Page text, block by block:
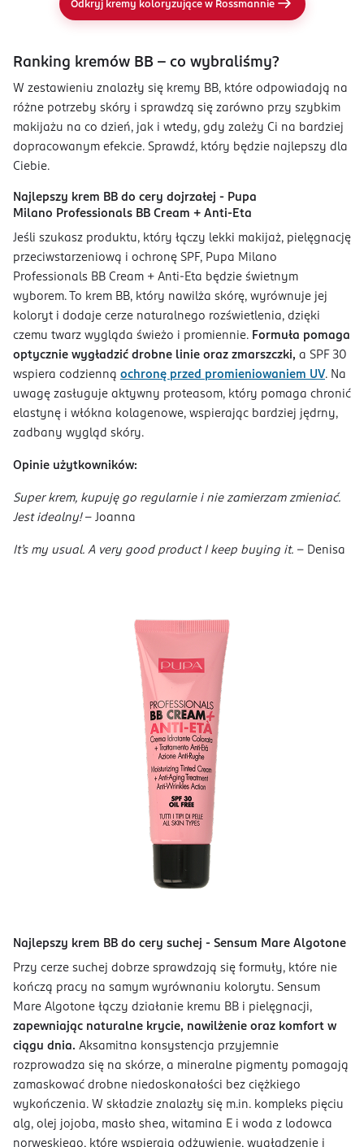
Odkryj kremy koloryzujące w Rossmannie
Ranking kremów BB - co wybraliśmy?
W zestawieniu znalazły się kremy BB, które odpowiadają na
różne potrzeby skóry i sprawdzą się zarówno przy szybkim
makijażu na co dzień, jak i wtedy, gdy zależy Ci na bardziej
dopracowanym efekcie. Sprawdź, który będzie najlepszy dla
Ciebie.
Najlepszy krem BB do cery dojrzałej - Pupa
Milano Professionals BB Cream + Anti-Eta
Jeśli szukasz produktu, który łączy lekki makijaż, pielęgnację
przeciwstarzeniową i ochronę SPF, Pupa Milano
Professionals BB Cream + Anti-Eta będzie świetnym
wyborem. To krem BB, który nawilża skórę, wyrównuje jej
koloryt i dodaje cerze naturalnego rozświetlenia, dzięki
czemu twarz wygląda świeżo i promiennie. Formuła pomaga
optycznie wygładzić drobne linie oraz zmarszczki, a SPF 30
wspiera codzienną ochronę przed promieniowaniem UV. Na
uwagę zasługuje aktywny proteasom, który pomaga chronić
elastynę i włókna kolagenowe, wspierając bardziej jędrny,
zadbany wygląd skóry.
Opinie użytkowników:
Super krem, kupuję go regularnie i nie zamierzam zmieniać.
Jest idealny!- Joanna
It’s my usual. A very good product I keep buying it. - Denisa
Najlepszy krem BB do cery suchej - Sensum Mare Algotone
Przy cerze suchej dobrze sprawdzają się formuły, które nie
kończą pracy na samym wyrównaniu kolorytu. Sensum
Mare Algotone łączy działanie kremu BB i pielęgnacji,
zapewniając naturalne krycie, nawilżenie oraz komfort w
ciągu dnia. Aksamitna konsystencja przyjemnie
rozprowadza się na skórze, a mineralne pigmenty pomagają
zamaskować drobne niedoskonałości bez ciężkiego
wykończenia. W składzie znalazły się m.in. kompleks pięciu
alg, olej jojoba, masło shea, witamina E i woda z lodowca
norweskiego, które wspierają odżywienie, wygładzenie i